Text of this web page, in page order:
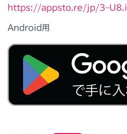
https://appsto.re/jp/3–U8.i
Android用